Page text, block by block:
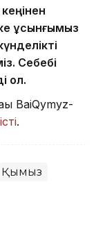
ұсынғымыз
Себебі
ол.
BaiQymyz-
.
Қымыз